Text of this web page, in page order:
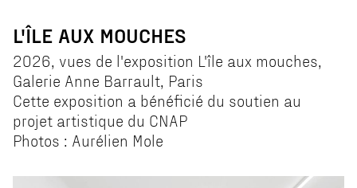
L'ÎLE AUX MOUCHES
2026, vues de l'exposition L'île aux mouches,
Galerie Anne Barrault, Paris
Cette exposition a bénéficié du soutien au
projet artistique du CNAP
Photos : Aurélien Mole